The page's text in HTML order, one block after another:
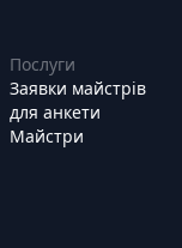
Послуги
Заявки майстрів
для анкети
Майстри